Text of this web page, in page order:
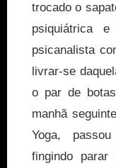
trocado o
psiquiátrica
psicanalista
livrar-se
o par de
manhã
Yoga,
fingindo parar